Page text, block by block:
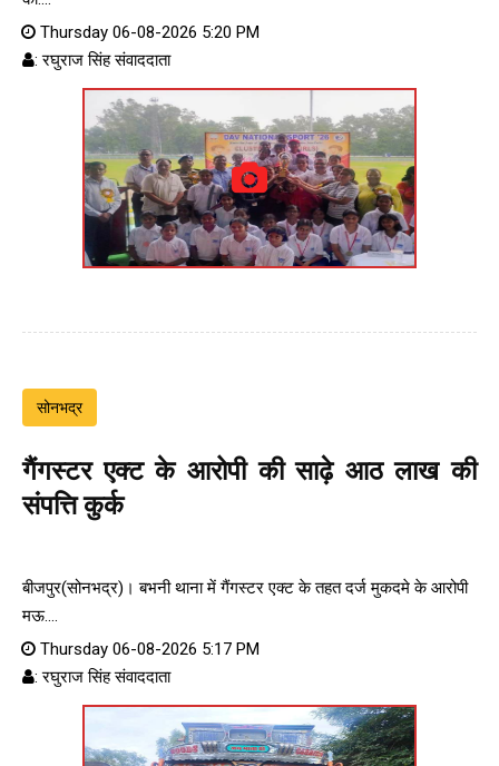
Thursday 06-08-2026 5:20 PM
: रघुराज सिंह संवाददाता
सोनभद्र
गैंगस्टर एक्ट के आरोपी की साढ़े आठ लाख की
संपत्ति कुर्क
बीजपुर(सोनभद्र)। बभनी थाना में गैंगस्टर एक्ट के तहत दर्ज मुकदमे के आरोपी
मऊ....
Thursday 06-08-2026 5:17 PM
: रघुराज सिंह संवाददाता